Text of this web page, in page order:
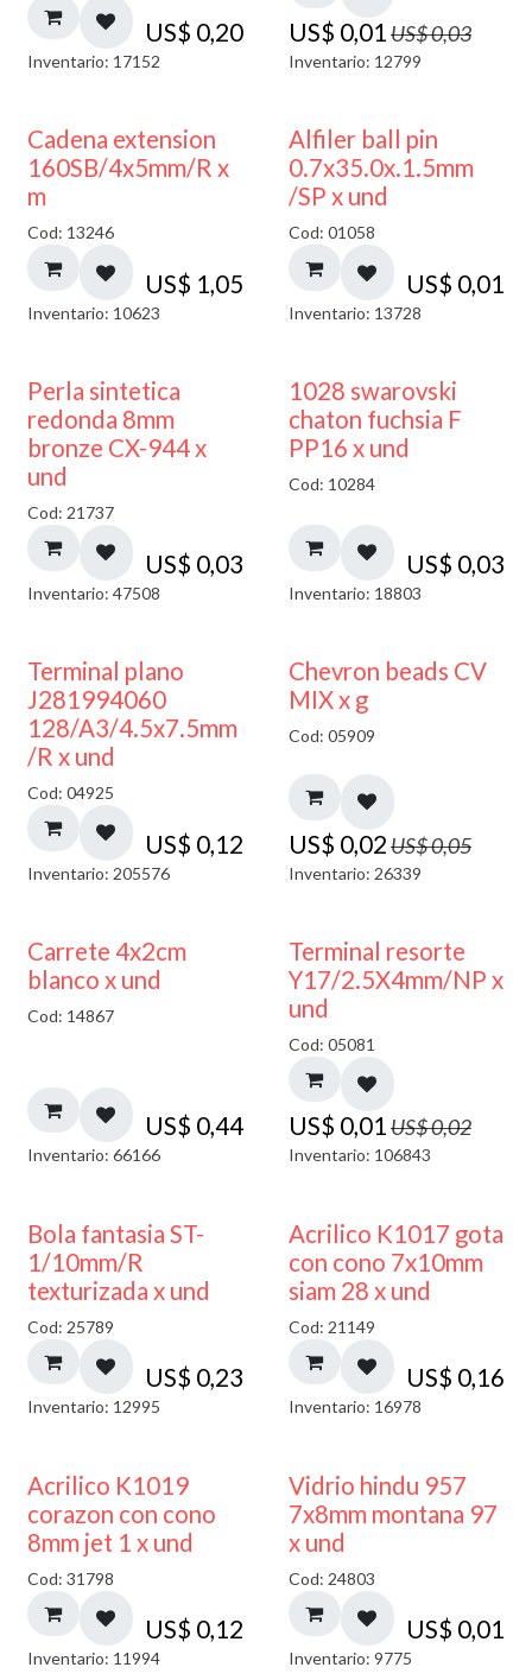
US$ 0,20
Inventario: 17152
US$ 0,01US$0,03
Inventario: 12799
Cadena extension
160SB/4x5mm/R x
m
Cod: 13246
US$ 1,05
Inventario: 10623
Alfiler ball pin
0.7x35.0x.1.5mm
/SP x und
Cod: 01058
US$ 0,01
Inventario: 13728
Perla sintetica
redonda 8mm
bronze CX-944 x
und
Cod: 21737
US$ 0,03
Inventario: 47508
1028 swarovski
chaton fuchsia F
PP16 x und
Cod: 10284
US$ 0,03
Inventario: 18803
Terminal plano
J281994060
128/A3/4.5x7.5mm
/R x und
Cod: 04925
US$ 0,12
Inventario: 205576
50% DESCUENTO
Chevron beads CV
MIX x g
Cod: 05909
US$ 0,02US$0,05
Inventario: 26339
Carrete 4x2cm
blanco x und
Cod: 14867
US$ 0,44
Inventario: 66166
50% DESCUENTO
Terminal resorte
Y17/2.5X4mm/NP x
und
Cod: 05081
US$ 0,01US$0,02
Inventario: 106843
Bola fantasia ST-
1/10mm/R
texturizada x und
Cod: 25789
US$ 0,23
Inventario: 12995
Acrilico K1017 gota
con cono 7x10mm
siam 28 x und
Cod: 21149
US$ 0,16
Inventario: 16978
Acrilico K1019
corazon con cono
8mm jet 1 x und
Cod: 31798
US$ 0,12
Inventario: 11994
40% DESCUENTO
Vidrio hindu 957
7x8mm montana 97
x und
Cod: 24803
US$ 0,01
Inventario: 9775